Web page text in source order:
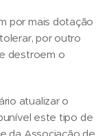
por mais dotação
por outro
destroem o
atualizar o
este tipo de
da Associação de